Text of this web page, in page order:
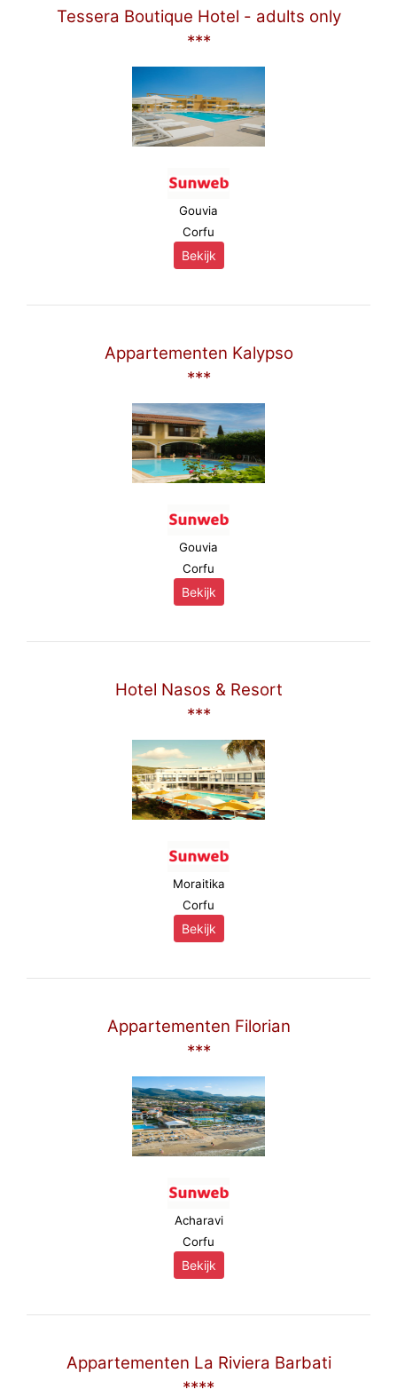
Tessera Boutique Hotel - adults only
***
Gouvia
Corfu
Bekijk
Appartementen Kalypso
***
Gouvia
Corfu
Bekijk
Hotel Nasos & Resort
***
Moraitika
Corfu
Bekijk
Appartementen Filorian
***
Acharavi
Corfu
Bekijk
Appartementen La Riviera Barbati